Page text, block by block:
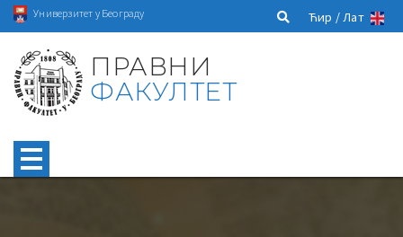
Универзитет у Београду Ћир /Лат
ПРАВНИ
ФАКУЛТЕТ